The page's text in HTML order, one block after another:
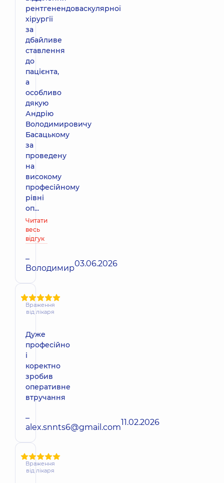
рентгенендоваскулярної
хірургії
за
дбайливе
ставлення
до
пацієнта,
а
особливо
дякую
Андрію
Володимировичу
Басацькому
за
проведену
на
високому
професійному
рівні
оп...
Читати
весь
відгук
–
Володимир03.06.2026
Враження
від лікаря
Дуже
професійно
і
коректно
зробив
оперативне
втручання
–
alex.snnts6@gmail.com11.02.2026
Враження
від лікаря